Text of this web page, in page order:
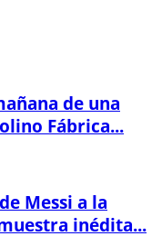
de una
Fábrica...
Messi a la
inédita...